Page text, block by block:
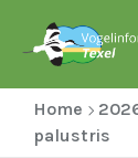
Home
palustris